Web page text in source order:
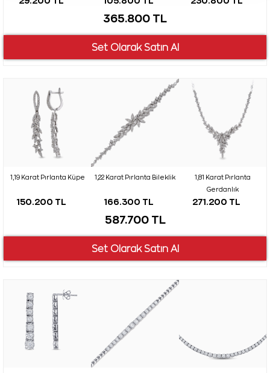
365.800 TL
1,19 Karat Pırlanta Küpe
150.200 TL
1,22 Karat Pırlanta Bileklik
166.300 TL
1,81 Karat Pırlanta
Gerdanlık
271.200 TL
587.700 TL